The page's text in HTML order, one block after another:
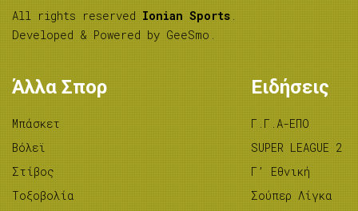
All rights reserved Ionian Sports .
Developed & Powered by GeeSmo .
Άλλα Σπορ
Μπάσκετ
Βόλεϊ
Στίβος
Tοξοβολία
Ειδήσεις
Γ.Γ.Α-ΕΠΟ
SUPER LEAGUE 2
Γ’ Εθνική
Σούπερ Λίγκα